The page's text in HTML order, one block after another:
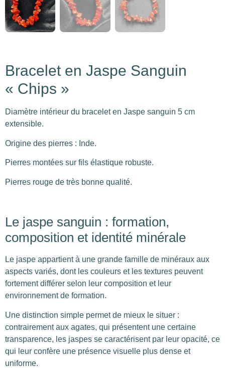
Bracelet en Jaspe Sanguin
« Chips »
Diamètre intérieur du bracelet en Jaspe sanguin 5 cm
extensible.
Origine des pierres : Inde.
Pierres montées sur fils élastique robuste.
Pierres rouge de très bonne qualité.
Le jaspe sanguin : formation,
composition et identité minérale
Le jaspe appartient à une grande famille de minéraux aux
aspects variés, dont les couleurs et les textures peuvent
fortement différer selon leur composition et leur
environnement de formation.
Une distinction simple permet de mieux le situer :
contrairement aux agates, qui présentent une certaine
transparence, les jaspes se caractérisent par leur opacité, ce
qui leur confère une présence visuelle plus dense et
uniforme.